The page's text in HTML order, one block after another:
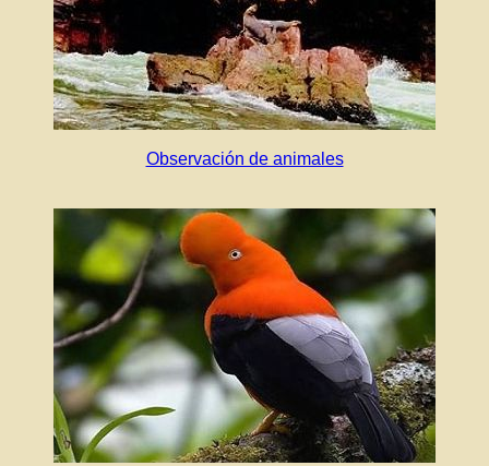
Observación de animales